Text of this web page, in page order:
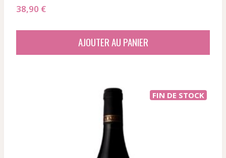
38,90 €
AJOUTER AU PANIER
FIN DE STOCK